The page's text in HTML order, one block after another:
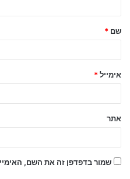
שם *
אימייל *
אתר
שמור בדפדפן זה את השם,